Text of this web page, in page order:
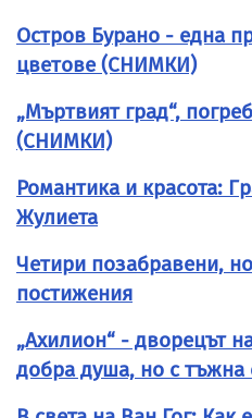
Остров Бурано - една
цветове (СНИМКИ)
„Мъртвият град“,
(СНИМКИ)
Романтика и красота:
Жулиета
Четири позабравени,
постижения
„Ахилион“ - дворецът
добра душа, но с тъжна